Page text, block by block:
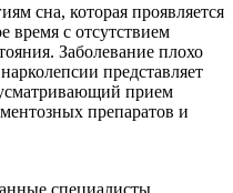
сна, которая проявляется
время с отсутствием
Заболевание плохо
представляет
прием
препаратов и
специалисты